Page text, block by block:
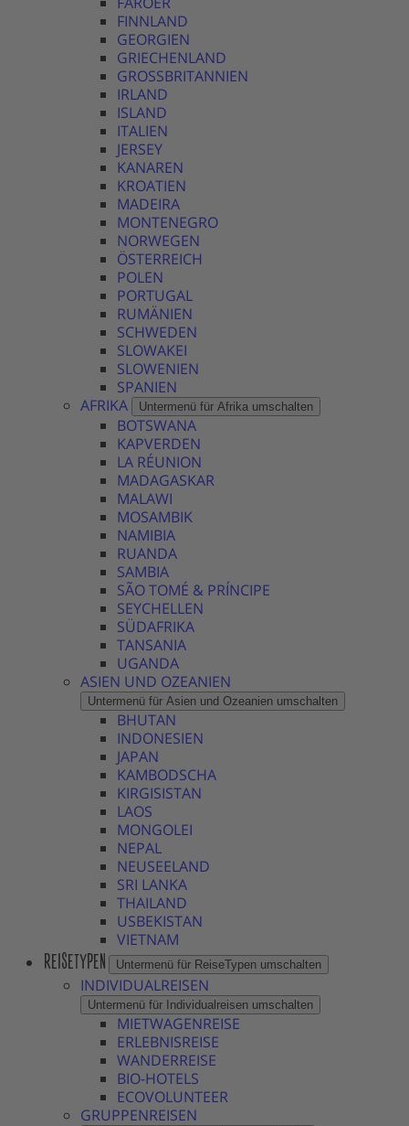
FINNLAND
GEORGIEN
GRIECHENLAND
GROSSBRITANNIEN
IRLAND
ISLAND
ITALIEN
JERSEY
KANAREN
KROATIEN
MADEIRA
MONTENEGRO
NORWEGEN
ÖSTERREICH
POLEN
PORTUGAL
RUMÄNIEN
SCHWEDEN
SLOWAKEI
SLOWENIEN
SPANIEN
AFRIKA
Untermenü für Afrika umschalten
BOTSWANA
KAPVERDEN
LA RÉUNION
MADAGASKAR
MALAWI
MOSAMBIK
NAMIBIA
RUANDA
SAMBIA
SÃO TOMÉ & PRÍNCIPE
SEYCHELLEN
SÜDAFRIKA
TANSANIA
UGANDA
ASIEN UND OZEANIEN
Untermenü für Asien und Ozeanien umschalten
BHUTAN
INDONESIEN
JAPAN
KAMBODSCHA
KIRGISISTAN
LAOS
MONGOLEI
NEPAL
NEUSEELAND
SRI LANKA
THAILAND
USBEKISTAN
VIETNAM
REISETYPEN Untermenü für ReiseTypen umschalten
INDIVIDUALREISEN
Untermenü für Individualreisen umschalten
MIETWAGENREISE
ERLEBNISREISE
WANDERREISE
BIO-HOTELS
ECOVOLUNTEER
GRUPPENREISEN